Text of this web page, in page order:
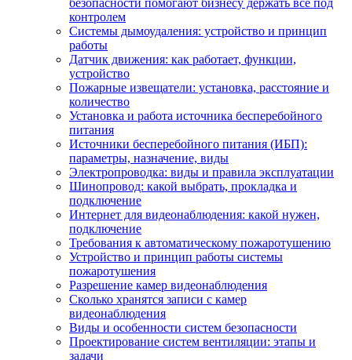
безопасности помогают бизнесу держать все под
контролем
Системы дымоудаления: устройство и принцип
работы
Датчик движения: как работает, функции,
устройство
Пожарные извещатели: установка, расстояние и
количество
Установка и работа источника бесперебойного
питания
Источники бесперебойного питания (ИБП):
параметры, назначение, виды
Электропроводка: виды и правила эксплуатации
Шинопровод: какой выбрать, прокладка и
подключение
Интернет для видеонаблюдения: какой нужен,
подключение
Требования к автоматическому пожаротушению
Устройство и принцип работы системы
пожаротушения
Разрешение камер видеонаблюдения
Сколько хранятся записи с камер
видеонаблюдения
Виды и особенности систем безопасности
Проектирование систем вентиляции: этапы и
задачи